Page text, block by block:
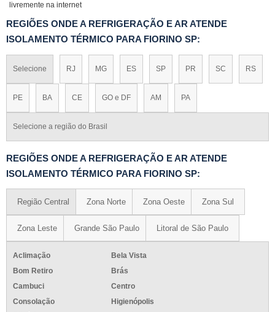
livremente na internet
REGIÕES ONDE A REFRIGERAÇÃO E AR ATENDE
ISOLAMENTO TÉRMICO PARA FIORINO SP:
Selecione RJ MG ES SP PR SC RS
PE BA CE GO e DF AM PA
Selecione a região do Brasil
REGIÕES ONDE A REFRIGERAÇÃO E AR ATENDE
ISOLAMENTO TÉRMICO PARA FIORINO SP:
Região Central Zona Norte Zona Oeste Zona Sul
Zona Leste Grande São Paulo Litoral de São Paulo
Aclimação
Bela Vista
Bom Retiro
Brás
Cambuci
Centro
Consolação
Higienópolis